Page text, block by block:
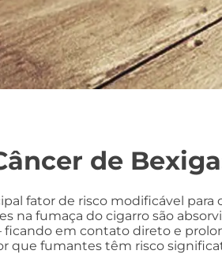
de
fator de risco modificável para
na fumaça do cigarro são
em contato direto e
que fumantes têm risco